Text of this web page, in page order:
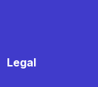
Legal